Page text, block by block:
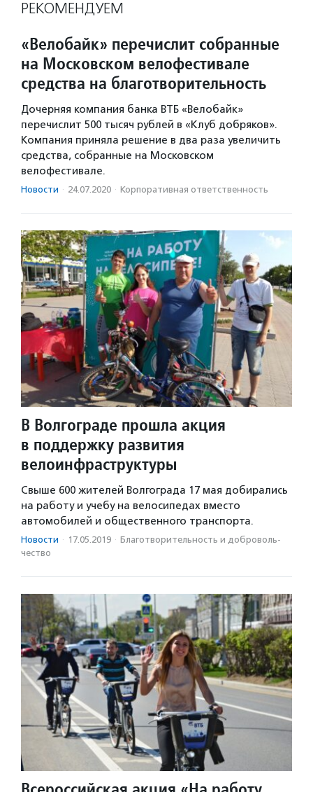
РЕКОМЕНДУЕМ
«Велобайк» перечислит собранные
на Московском велофестивале
средства на благотворительность
Дочерняя компания банка ВТБ «Велобайк»
перечислит 500 тысяч рублей в «Клуб добряков».
Компания приняла решение в два раза увеличить
средства, собранные на Московском
велофестивале.
Новости · 24.07.2020 · Корпоративная ответственность
В Волгограде прошла акция
в поддержку развития
велоинфраструктуры
Свыше 600 жителей Волгограда 17 мая добирались
на работу и учебу на велосипедах вместо
автомобилей и общественного транспорта.
Новости · 17.05.2019 · Благотвори­тель­ность и доброволь­
чест­во